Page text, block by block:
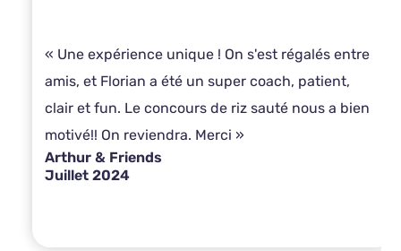
« Une expérience unique ! On s'est régalés entre
amis, et Florian a été un super coach, patient,
clair et fun. Le concours de riz sauté nous a bien
motivé!! On reviendra. Merci »
Arthur & Friends
Juillet 2024